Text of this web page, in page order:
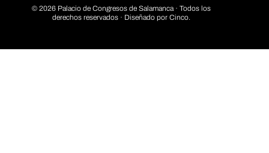
© 2026 Palacio de Congresos de Salamanca · Todos los
derechos reservados · Diseñado por Cinco.